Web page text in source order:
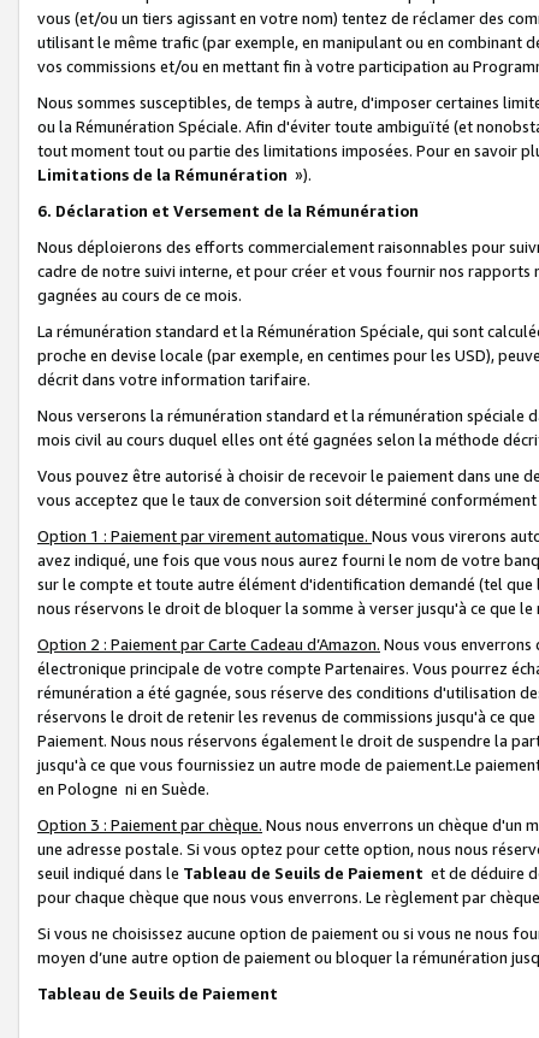
vous (et/ou un tiers agissant en votre nom) tentez de réclamer des
utilisant le même trafic (par exemple, en manipulant ou en combinant
vos commissions et/ou en mettant fin à votre participation au
Nous sommes susceptibles, de temps à autre, d'imposer certaines
ou la Rémunération Spéciale. Afin d'éviter toute ambiguïté (et
tout moment tout ou partie des limitations imposées. Pour en savoir
Limitations de la Rémunération »).
6. Déclaration et Versement de la Rémunération
Nous déploierons des efforts commercialement raisonnables pour
cadre de notre suivi interne, et pour créer et vous fournir nos
gagnées au cours de ce mois.
La rémunération standard et la Rémunération Spéciale, qui sont
proche en devise locale (par exemple, en centimes pour les USD),
décrit dans votre information tarifaire.
Nous verserons la rémunération standard et la rémunération spéciale
mois civil au cours duquel elles ont été gagnées selon la méthode
Vous pouvez être autorisé à choisir de recevoir le paiement dans une
vous acceptez que le taux de conversion soit déterminé
Option 1 : Paiement par virement automatique. Nous vous virerons
avez indiqué, une fois que vous nous aurez fourni le nom de votre
sur le compte et toute autre élément d'identification demandé (tel que
nous réservons le droit de bloquer la somme à verser jusqu'à ce que
Option 2 : Paiement par Carte Cadeau d’Amazon. Nous vous
électronique principale de votre compte Partenaires. Vous pourrez
rémunération a été gagnée, sous réserve des conditions d'utilisation
réservons le droit de retenir les revenus de commissions jusqu'à ce
Paiement. Nous nous réservons également le droit de suspendre la
jusqu'à ce que vous fournissiez un autre mode de paiement.Le
en Pologne ni en Suède.
Option 3 : Paiement par chèque. Nous nous enverrons un chèque d'un
une adresse postale. Si vous optez pour cette option, nous nous
seuil indiqué dans le Tableau de Seuils de Paiement et de déduire
pour chaque chèque que nous vous enverrons. Le règlement par
Si vous ne choisissez aucune option de paiement ou si vous ne nous
moyen d’une autre option de paiement ou bloquer la rémunération
Tableau de Seuils de Paiement